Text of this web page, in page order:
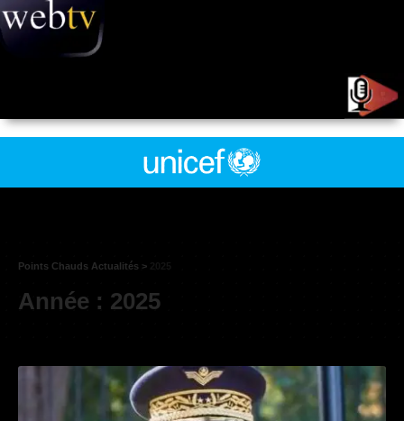
Points Chauds Actualités >
Année : 2025